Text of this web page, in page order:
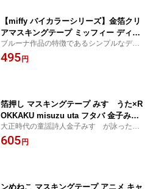
【miffy バイカラーシリーズ】金箔クリ
アマスキングテープ ミッフィー ディッ
ク・ブルーナ キャラクターグッズ デザ
イン 可愛い おしゃれ マステ 手帳デコ
ブルーナ作品の特徴であるシンプルなデザ
インを大切に、新鮮なバイカラーがアクセ
ント。 大人に向けたステーショナリーシリ
495円
箔押し マスキングテープ みすゞうた×R
OKKAKU misuzu uta フタバ 金子み
すゞ 私と小鳥と鈴と 金米糖の夢 大漁
ほしとたんぽぽ 郵便局の椿 鯨法会 木
大正時代の童謡詩人金子みすゞが詠ったう
つくしい詩をイメージしたデザインと箔押
し加工技術のコラボレーション
605円
ンめねこ マスキングテープ アニメ キャ